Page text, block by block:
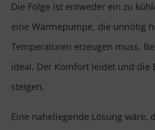
Die Folge ist entweder ein zu
eine Wärmepumpe, die unnötig
Temperaturen erzeugen muss.
ideal. Der Komfort leidet und die
steigen.
Eine naheliegende Lösung wäre,